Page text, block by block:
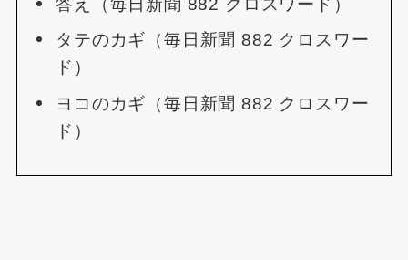
答え（毎日新聞 882 クロスワード）
タテのカギ（毎日新聞 882 クロスワー
ド）
ヨコのカギ（毎日新聞 882 クロスワー
ド）